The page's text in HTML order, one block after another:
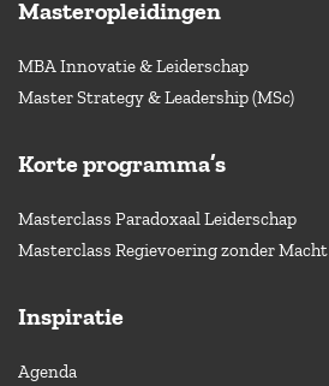
Masteropleidingen
MBA Innovatie & Leiderschap
Master Strategy & Leadership (MSc)
Korte programma’s
Masterclass Paradoxaal Leiderschap
Masterclass Regievoering zonder Macht
Inspiratie
Agenda